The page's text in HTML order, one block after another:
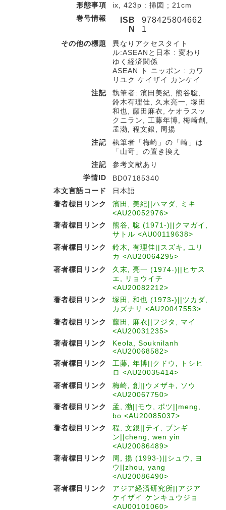
形態事項
ix, 423p : 挿図 ; 21cm
巻号情報
ISB
N
978425804662
1
その他の標題
異なりアクセスタイト
ル:ASEANと日本 : 変わり
ゆく経済関係
ASEAN ト ニッポン : カワ
リユク ケイザイ カンケイ
注記
執筆者: 濱田美紀, 熊谷聡,
鈴木有理佳, 久末亮一, 塚田
和也, 藤田麻衣, ケオラスッ
クニラン, 工藤年博, 梅崎創,
孟渤, 程文銀, 周揚
注記
執筆者「梅崎」の「崎」は
「山竒」の置き換え
注記
参考文献あり
学情ID
BD07185340
本文言語コード
日本語
著者標目リンク
濱田, 美紀||ハマダ, ミキ
<AU20052976>
著者標目リンク
熊谷, 聡 (1971-)||クマガイ,
サトル <AU00119638>
著者標目リンク
鈴木, 有理佳||スズキ, ユリ
カ <AU20064295>
著者標目リンク
久末, 亮一 (1974-)||ヒサス
エ, リョウイチ
<AU20082212>
著者標目リンク
塚田, 和也 (1973-)||ツカダ,
カズナリ <AU20047553>
著者標目リンク
藤田, 麻衣||フジタ, マイ
<AU20031235>
著者標目リンク
Keola, Souknilanh
<AU20068582>
著者標目リンク
工藤, 年博||クドウ, トシヒ
ロ <AU20035414>
著者標目リンク
梅崎, 創||ウメザキ, ソウ
<AU20067750>
著者標目リンク
孟, 渤||モウ, ボツ||meng,
bo <AU20085037>
著者標目リンク
程, 文銀||テイ, ブンギ
ン||cheng, wen yin
<AU20086489>
著者標目リンク
周, 揚 (1993-)||シュウ, ヨ
ウ||zhou, yang
<AU20086490>
著者標目リンク
アジア経済研究所||アジア
ケイザイ ケンキュウジョ
<AU00101060>